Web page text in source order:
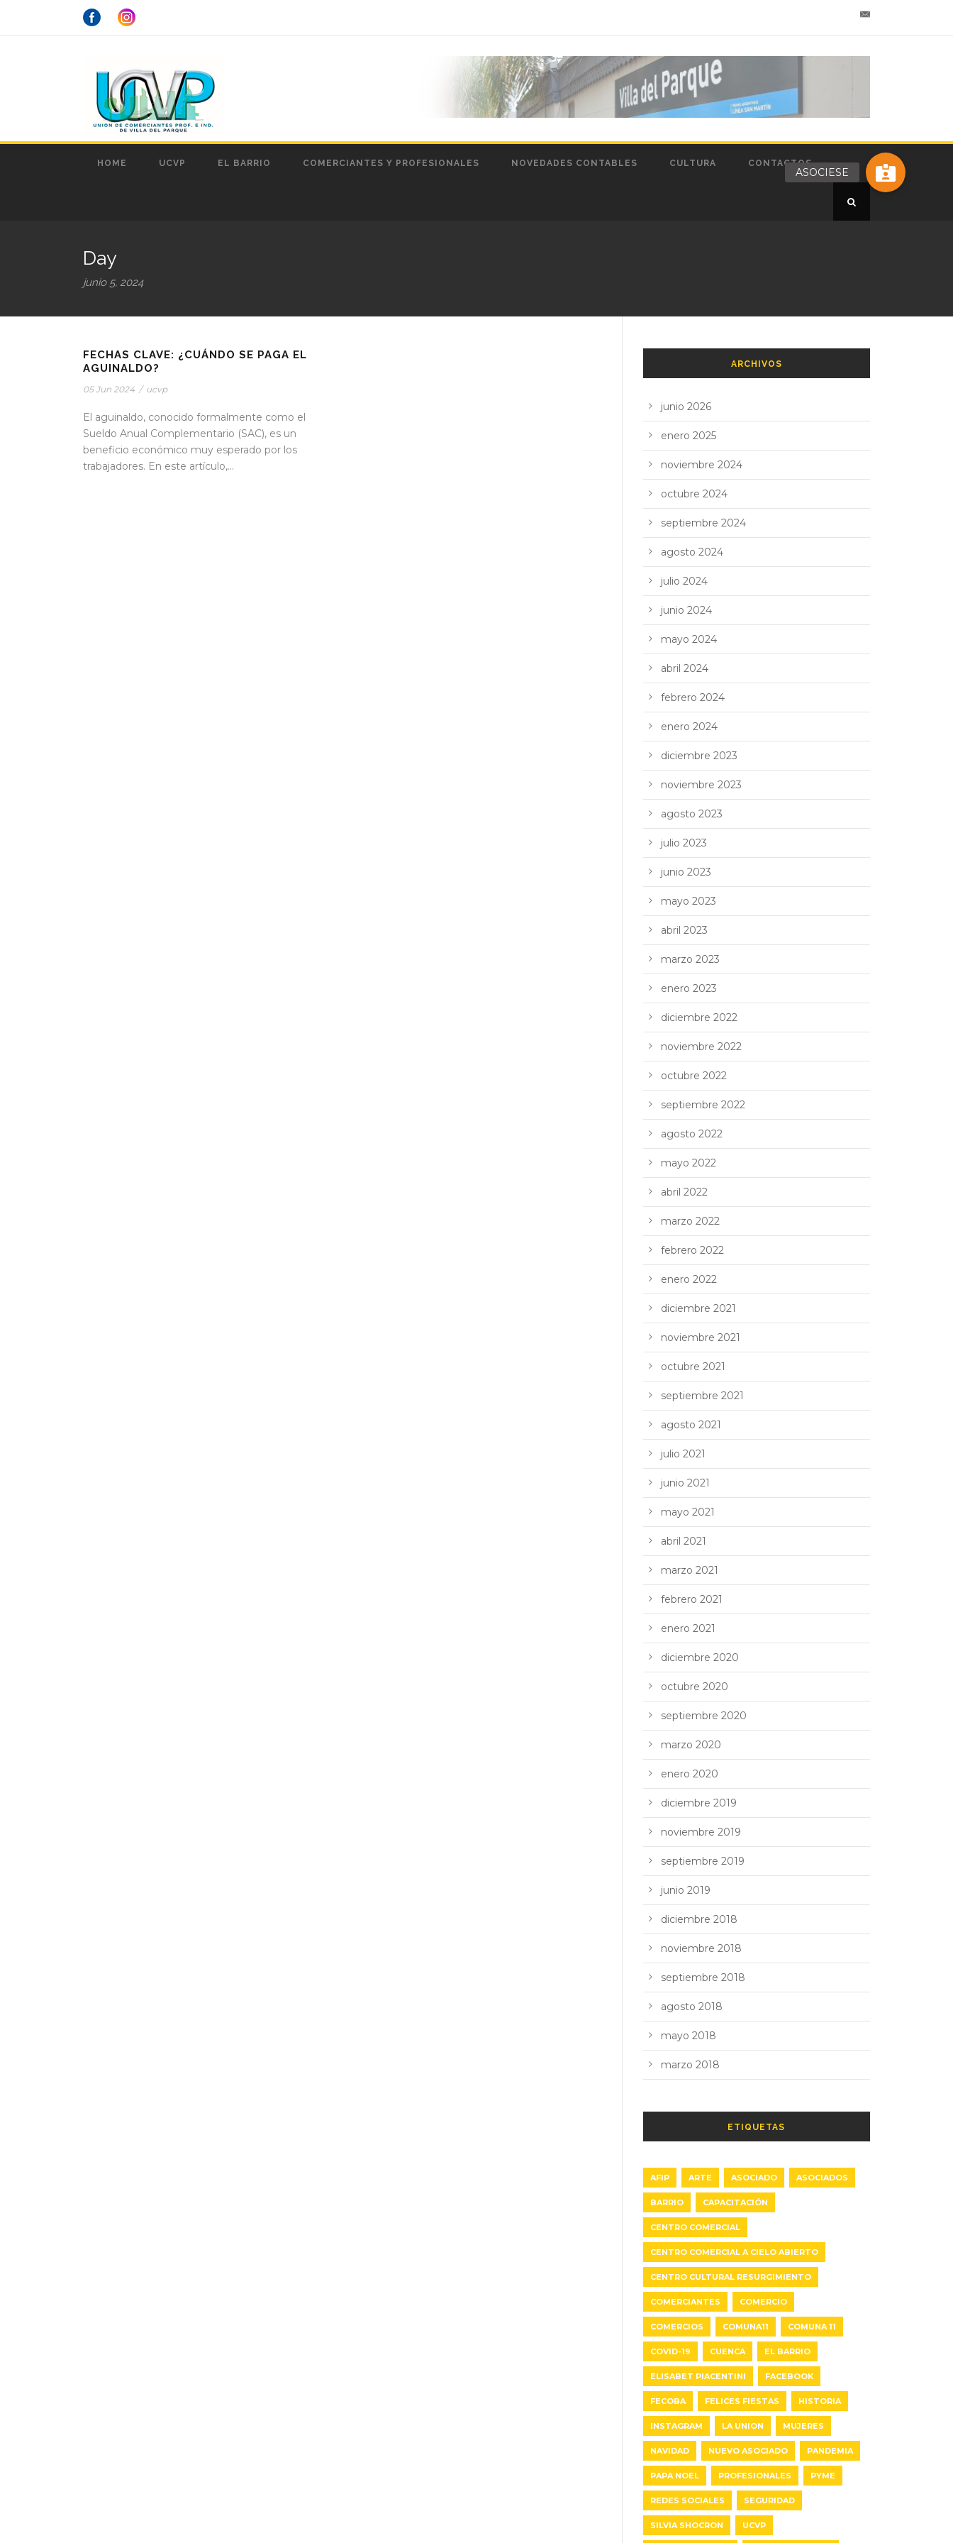
HOME UCVP EL BARRIO COMERCIANTES Y PROFESIONALES NOVEDADES CONTABLES CULTURA CONTACTOS
Day
junio 5, 2024
FECHAS CLAVE: ¿CUÁNDO SE PAGA EL
AGUINALDO?
05 Jun 2024 / ucvp
El aguinaldo, conocido formalmente como el
Sueldo Anual Complementario (SAC), es un
beneficio económico muy esperado por los
trabajadores. En este artículo,...
ARCHIVOS
junio 2026
enero 2025
noviembre 2024
octubre 2024
septiembre 2024
agosto 2024
julio 2024
junio 2024
mayo 2024
abril 2024
febrero 2024
enero 2024
diciembre 2023
noviembre 2023
agosto 2023
julio 2023
junio 2023
mayo 2023
abril 2023
marzo 2023
enero 2023
diciembre 2022
noviembre 2022
octubre 2022
septiembre 2022
agosto 2022
mayo 2022
abril 2022
marzo 2022
febrero 2022
enero 2022
diciembre 2021
noviembre 2021
octubre 2021
septiembre 2021
agosto 2021
julio 2021
junio 2021
mayo 2021
abril 2021
marzo 2021
febrero 2021
enero 2021
diciembre 2020
octubre 2020
septiembre 2020
marzo 2020
enero 2020
diciembre 2019
noviembre 2019
septiembre 2019
junio 2019
diciembre 2018
noviembre 2018
septiembre 2018
agosto 2018
mayo 2018
marzo 2018
ETIQUETAS
AFIP ARTE ASOCIADO ASOCIADOS
BARRIO CAPACITACIÓN
CENTRO COMERCIAL
CENTRO COMERCIAL A CIELO ABIERTO
CENTRO CULTURAL RESURGIMIENTO
COMERCIANTES COMERCIO
COMERCIOS COMUNA11 COMUNA 11
COVID-19 CUENCA EL BARRIO
ELISABET PIACENTINI FACEBOOK
FECOBA FELICES FIESTAS HISTORIA
INSTAGRAM LA UNION MUJERES
NAVIDAD NUEVO ASOCIADO PANDEMIA
PAPA NOEL PROFESIONALES PYME
REDES SOCIALES SEGURIDAD
SILVIA SHOCRON UCVP
ASOCIESE